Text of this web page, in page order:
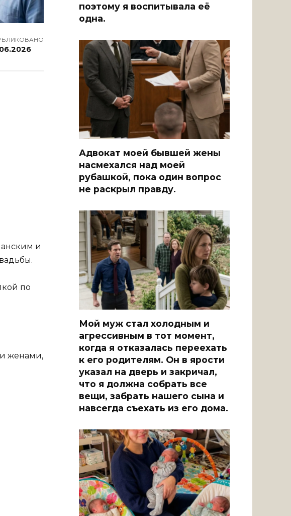
и
по
женами,
поэтому я воспитывала её
одна.
Адвокат моей бывшей жены
насмехался над моей
рубашкой, пока один вопрос
не раскрыл правду.
Мой муж стал холодным и
агрессивным в тот момент,
когда я отказалась переехать
к его родителям. Он в ярости
указал на дверь и закричал,
что я должна собрать все
вещи, забрать нашего сына и
навсегда съехать из его дома.